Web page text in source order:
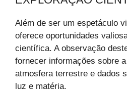
Além de ser um espetáculo
oferece oportunidades
científica. A observação
fornecer informações sobre
atmosfera terrestre e dados
luz e matéria.